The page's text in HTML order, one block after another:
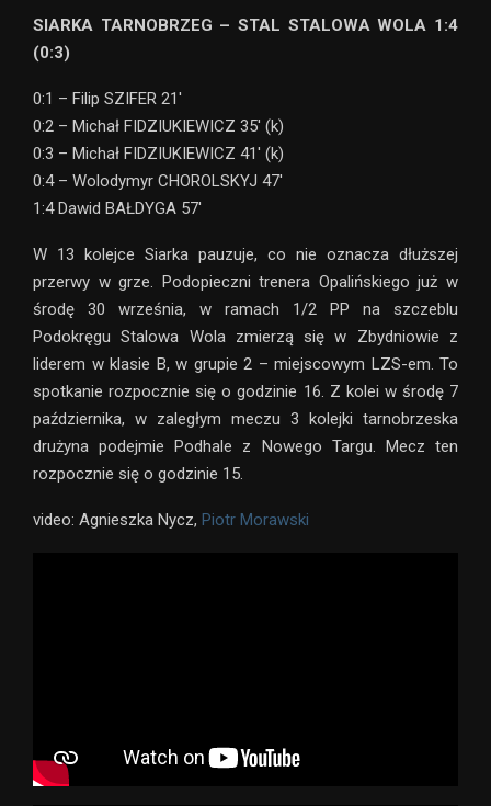
SIARKA TARNOBRZEG – STAL STALOWA WOLA 1:4
(0:3)
0:1 – Filip SZIFER 21′
0:2 – Michał FIDZIUKIEWICZ 35′ (k)
0:3 – Michał FIDZIUKIEWICZ 41′ (k)
0:4 – Wolodymyr CHOROLSKYJ 47′
1:4 Dawid BAŁDYGA 57′
W 13 kolejce Siarka pauzuje, co nie oznacza dłuższej
przerwy w grze. Podopieczni trenera Opalińskiego już w
środę 30 września, w ramach 1/2 PP na szczeblu
Podokręgu Stalowa Wola zmierzą się w Zbydniowie z
liderem w klasie B, w grupie 2 – miejscowym LZS-em. To
spotkanie rozpocznie się o godzinie 16. Z kolei w środę 7
października, w zaległym meczu 3 kolejki tarnobrzeska
drużyna podejmie Podhale z Nowego Targu. Mecz ten
rozpocznie się o godzinie 15.
video: Agnieszka Nycz, Piotr Morawski